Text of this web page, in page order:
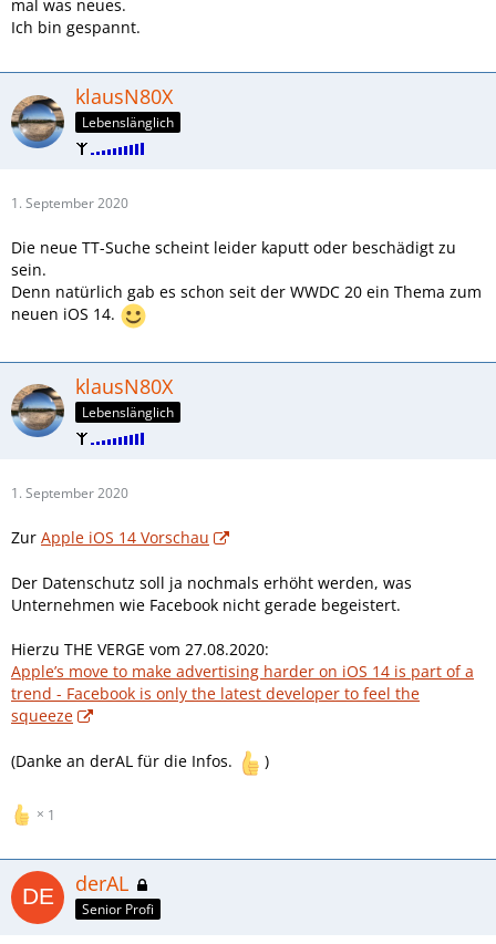
mal was neues.
Ich bin gespannt.
klausN80X
Lebenslänglich
1. September 2020
Die neue TT-Suche scheint leider kaputt oder beschädigt zu
sein.
Denn natürlich gab es schon seit der WWDC 20 ein Thema zum
neuen iOS 14.
klausN80X
Lebenslänglich
1. September 2020
Zur Apple iOS 14 Vorschau
Der Datenschutz soll ja nochmals erhöht werden, was
Unternehmen wie Facebook nicht gerade begeistert.
Hierzu THE VERGE vom 27.08.2020:
Apple’s move to make advertising harder on iOS 14 is part of a
trend - Facebook is only the latest developer to feel the
squeeze
(Danke an derAL für die Infos. )
1
derAL
Senior Profi